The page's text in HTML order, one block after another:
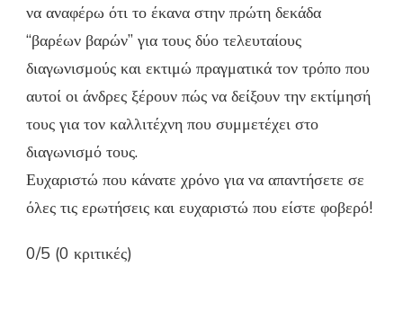
να αναφέρω ότι το έκανα στην πρώτη δεκάδα
“βαρέων βαρών” για τους δύο τελευταίους
διαγωνισμούς και εκτιμώ πραγματικά τον τρόπο που
αυτοί οι άνδρες ξέρουν πώς να δείξουν την εκτίμησή
τους για τον καλλιτέχνη που συμμετέχει στο
διαγωνισμό τους.
Ευχαριστώ που κάνατε χρόνο για να απαντήσετε σε
όλες τις ερωτήσεις και ευχαριστώ που είστε φοβερό!
0/5 (0 κριτικές)